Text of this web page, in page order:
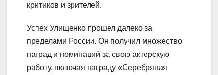
критиков и зрителей.
Успех Улищенко прошел далеко за
пределами России. Он получил множество
наград и номинаций за свою актерскую
работу, включая награду «Серебряная